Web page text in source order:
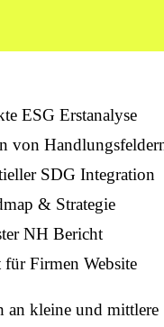
ESG Erstanalyse
von
SDG Integration
& Strategie
NH Bericht
für Firmen Website
an kleine und mittlere